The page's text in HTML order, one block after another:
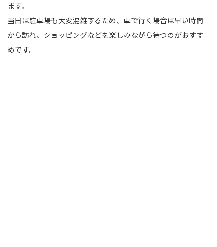
ます。
当日は駐車場も大変混雑するため、車で行く場合は早い時間
から訪れ、ショッピングなどを楽しみながら待つのがおすす
めです。